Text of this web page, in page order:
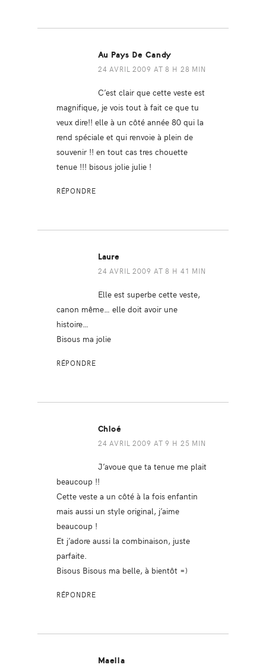
Au Pays De Candy
24 AVRIL 2009 AT 8 H 28 MIN
C’est clair que cette veste est
magnifique, je vois tout à fait ce que tu
veux dire!! elle à un côté année 80 qui la
rend spéciale et qui renvoie à plein de
souvenir !! en tout cas tres chouette
tenue !!! bisous jolie julie !
RÉPONDRE
Laure
24 AVRIL 2009 AT 8 H 41 MIN
Elle est superbe cette veste,
canon même… elle doit avoir une
histoire…
Bisous ma jolie
RÉPONDRE
Chloé
24 AVRIL 2009 AT 9 H 25 MIN
J’avoue que ta tenue me plait
beaucoup !!
Cette veste a un côté à la fois enfantin
mais aussi un style original, j’aime
beaucoup !
Et j’adore aussi la combinaison, juste
parfaite.
Bisous Bisous ma belle, à bientôt =)
RÉPONDRE
Maella